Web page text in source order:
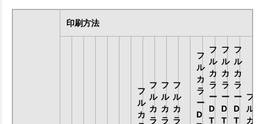
印刷方法
フ
ル
カ
フ
ル
カ
ラ
フ
ル
カ
ラ
フ
ル
カ
ラ
フ
ル
カ
ラ
ー
D
フ
ル
カ
ラ
ー
D
T
フ
ル
カ
ラ
ー
D
T
フ
ル
カ
ラ
ー
D
T
フ
ル
カ